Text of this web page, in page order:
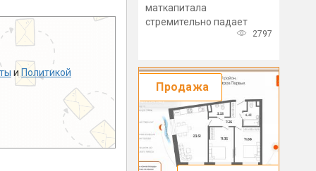
и Политикой
маткапитала
стремительно падает
2797
Продажа